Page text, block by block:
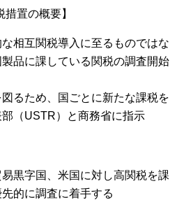
措置の概要】
相互関税導入に至るものではな
品に課している関税の調査開始
るため、国ごとに新たな課税を
（USTR）と商務省に指示
黒字国、米国に対し高関税を課
的に調査に着手する